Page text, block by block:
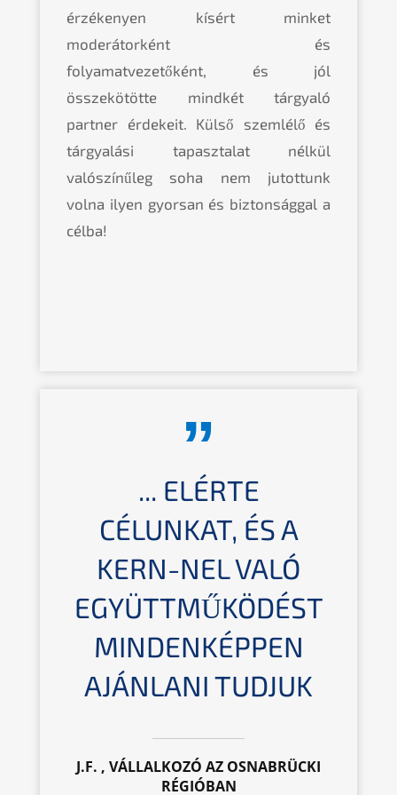
érzékenyen kísért minket
moderátorként és
folyamatvezetőként, és jól
összekötötte mindkét tárgyaló
partner érdekeit. Külső szemlélő és
tárgyalási tapasztalat nélkül
valószínűleg soha nem jutottunk
volna ilyen gyorsan és biztonsággal a
célba!
... ELÉRTE
CÉLUNKAT, ÉS A
KERN-NEL VALÓ
EGYÜTTMŰKÖDÉST
MINDENKÉPPEN
AJÁNLANI TUDJUK
J.F. , VÁLLALKOZÓ AZ OSNABRÜCKI
RÉGIÓBAN